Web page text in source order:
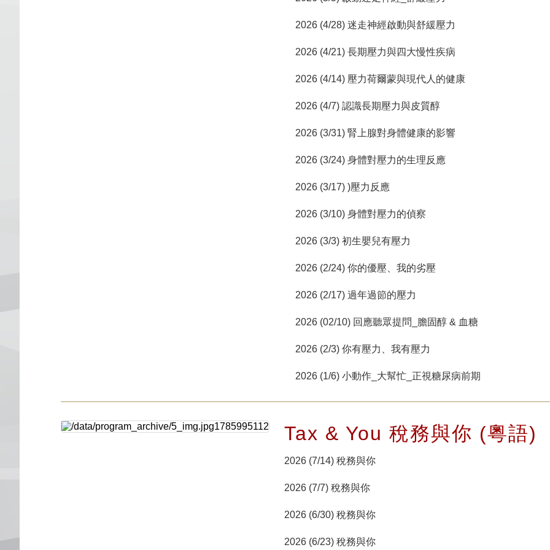
2026 (4/28) 迷走神經啟動與舒緩壓力
2026 (4/21) 長期壓力與四大慢性疾病
2026 (4/14) 壓力荷爾蒙與現代人的健康
2026 (4/7) 認識長期壓力與皮質醇
2026 (3/31) 腎上腺對身體健康的影響
2026 (3/24) 身體對壓力的生理反應
2026 (3/17) )壓力反應
2026 (3/10) 身體對壓力的偵察
2026 (3/3) 初生嬰兒有壓力
2026 (2/24) 你的優壓、我的劣壓
2026 (2/17) 過年過節的壓力
2026 (02/10) 回應聽眾提問_膽固醇 & 血糖
2026 (2/3) 你有壓力、我有壓力
2026 (1/6) 小動作_大幫忙_正視糖尿病前期
Tax & You 稅務與你 (粵語)
2026 (7/14) 稅務與你
2026 (7/7) 稅務與你
2026 (6/30) 稅務與你
2026 (6/23) 稅務與你